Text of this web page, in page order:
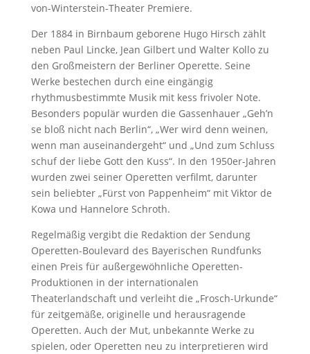
von-Winterstein-Theater Premiere.
Der 1884 in Birnbaum geborene Hugo Hirsch zählt
neben Paul Lincke, Jean Gilbert und Walter Kollo zu
den Großmeistern der Berliner Operette. Seine
Werke bestechen durch eine eingängig
rhythmusbestimmte Musik mit kess frivoler Note.
Besonders populär wurden die Gassenhauer „Geh’n
se bloß nicht nach Berlin“, „Wer wird denn weinen,
wenn man auseinandergeht“ und „Und zum Schluss
schuf der liebe Gott den Kuss“. In den 1950er-Jahren
wurden zwei seiner Operetten verfilmt, darunter
sein beliebter „Fürst von Pappenheim“ mit Viktor de
Kowa und Hannelore Schroth.
Regelmäßig vergibt die Redaktion der Sendung
Operetten-Boulevard des Bayerischen Rundfunks
einen Preis für außergewöhnliche Operetten-
Produktionen in der internationalen
Theaterlandschaft und verleiht die „Frosch-Urkunde“
für zeitgemäße, originelle und herausragende
Operetten. Auch der Mut, unbekannte Werke zu
spielen, oder Operetten neu zu interpretieren wird